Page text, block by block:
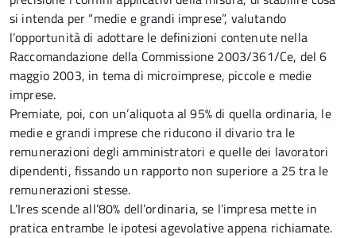
si intenda per “medie e grandi imprese”, valutando
l’opportunità di adottare le definizioni contenute nella
Raccomandazione della Commissione 2003/361/Ce, del 6
maggio 2003, in tema di microimprese, piccole e medie
imprese.
Premiate, poi, con un’aliquota al 95% di quella ordinaria, le
medie e grandi imprese che riducono il divario tra le
remunerazioni degli amministratori e quelle dei lavoratori
dipendenti, fissando un rapporto non superiore a 25 tra le
remunerazioni stesse.
L’Ires scende all’80% dell’ordinaria, se l’impresa mette in
pratica entrambe le ipotesi agevolative appena richiamate.